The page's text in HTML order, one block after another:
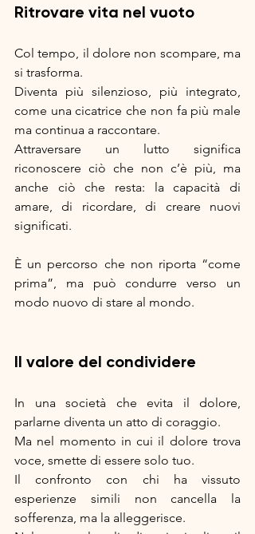
Ritrovare vita nel vuoto
Col tempo, il dolore non scompare, ma
si trasforma.
Diventa più silenzioso, più integrato,
come una cicatrice che non fa più male
ma continua a raccontare.
Attraversare un lutto significa
riconoscere ciò che non c’è più, ma
anche ciò che resta: la capacità di
amare, di ricordare, di creare nuovi
significati.
È un percorso che non riporta “come
prima”, ma può condurre verso un
modo nuovo di stare al mondo.
Il valore del condividere
In una società che evita il dolore,
parlarne diventa un atto di coraggio.
Ma nel momento in cui il dolore trova
voce, smette di essere solo tuo.
Il confronto con chi ha vissuto
esperienze simili non cancella la
sofferenza, ma la alleggerisce.